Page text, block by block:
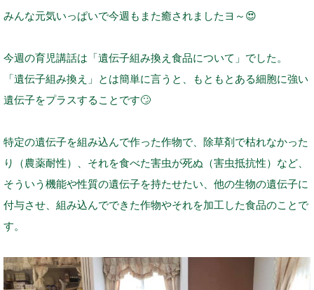
みんな元気いっぱいで今週もまた癒されましたヨ～ 😍
今週の育児講話は「遺伝子組み換え食品について」でした。
「遺伝子組み換え」とは簡単に言うと、もともとある細胞に強い
遺伝子をプラスすることです🙄
特定の遺伝子を組み込んで作った作物で、除草剤で枯れなかった
り（農薬耐性）、それを食べた害虫が死ぬ（害虫抵抗性）など、
そういう機能や性質の遺伝子を持たせたい、他の生物の遺伝子に
付与させ、組み込んでできた作物やそれを加工した食品のことで
す。